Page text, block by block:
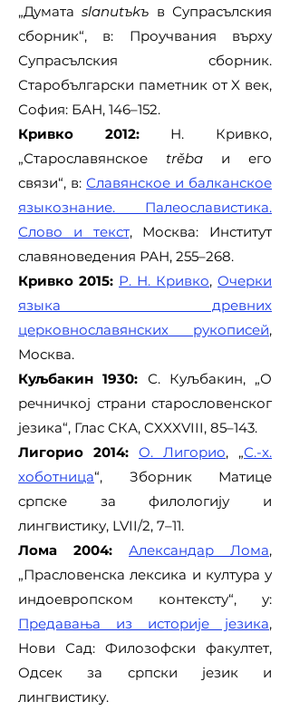
„Думатаslanutъkъ в Супрасълския
сборник“, в: Проучвания върху
Супрасълския сборник.
Старобългарски паметник от X век,
София: БАН, 146–152.
Кривко 2012: Н. Кривко,
„Старославянское trěba и его
связи“, в: Славянское и балканское
языкознание. Палеославистика.
Слово и текст, Москва: Институт
славяноведения РАН, 255–268.
Кривко 2015: Р. Н. Кривко, Очерки
языка древних
церковнославянских рукописей,
Москва.
Куљбакин 1930: С. Куљбакин, „О
речничкој страни старословенског
језика“, Глас СКА, CXXXVIII, 85–143.
Лигорио 2014: О. Лигорио, „С.-х.
хоботница“, Зборник Матице
српске за филологију и
лингвистику, LVII/2, 7–11.
Лома 2004:
Александар Лома,
„Прасловенска лексика и култура у
индоевропском контексту“, у:
Предавања из историје језика,
Нови Сад: Филозофски факултет,
Одсек за српски језик и
лингвистику.